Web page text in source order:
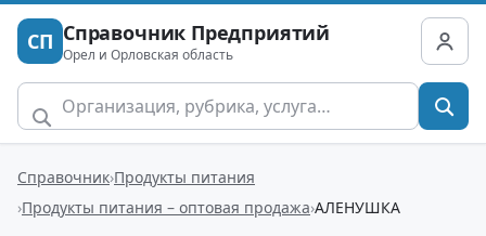
СП Справочник Предприятий
Орел и Орловская область
Справочник Продукты питания
Продукты питания – оптовая продажа АЛЕНУШКА